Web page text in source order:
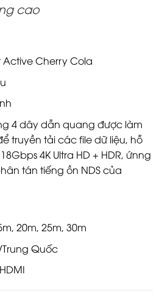
cao
Cherry Cola
4 dây dẫn quang được làm
truyền tải các file dữ liệu, hỗ
4K Ultra HD + HDR, ứnng
tán tiếng ồn NDS của
20m, 25m, 30m
Quốc